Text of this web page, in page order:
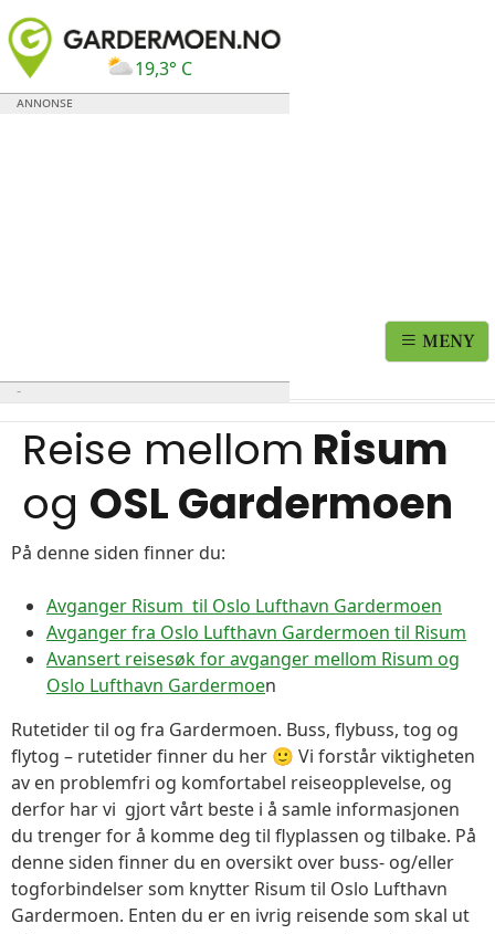
19,3° C
MENY
Reise mellom Risum
og OSL Gardermoen
På denne siden finner du:
Avganger Risum til Oslo Lufthavn Gardermoen
Avganger fra Oslo Lufthavn Gardermoen til Risum
Avansert reisesøk for avganger mellom Risum og
Oslo Lufthavn Gardermoen
Rutetider til og fra Gardermoen. Buss, flybuss, tog og
flytog – rutetider finner du her 🙂 Vi forstår viktigheten
av en problemfri og komfortabel reiseopplevelse, og
derfor har vi gjort vårt beste i å samle informasjonen
du trenger for å komme deg til flyplassen og tilbake. På
denne siden finner du en oversikt over buss- og/eller
togforbindelser som knytter Risum til Oslo Lufthavn
Gardermoen. Enten du er en ivrig reisende som skal ut